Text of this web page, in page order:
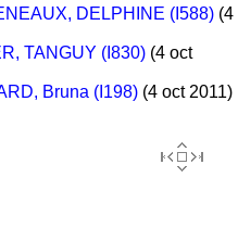
DELPHINE (I588) (4
TANGUY (I830) (4 oct
Bruna (I198) (4 oct 2011)